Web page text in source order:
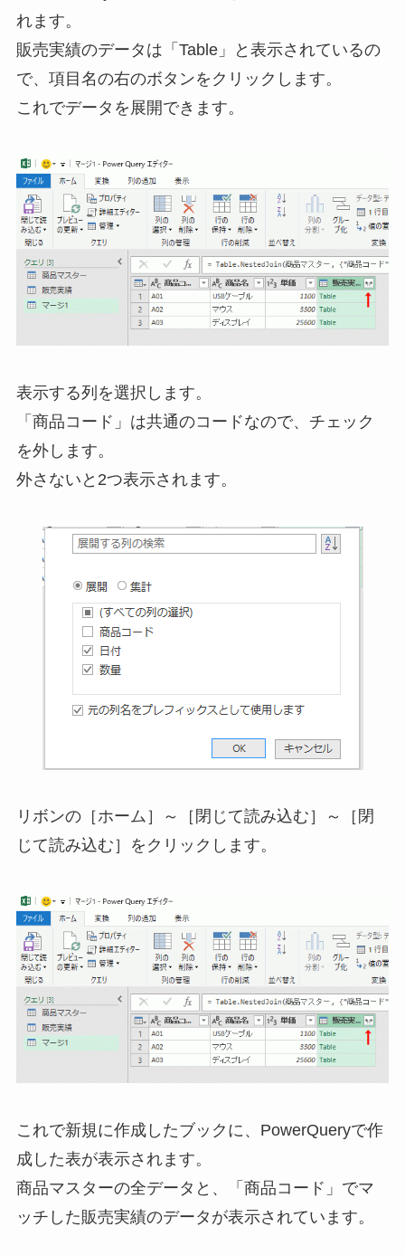
れます。
販売実績のデータは「Table」と表示されているの
で、項目名の右のボタンをクリックします。
これでデータを展開できます。
表示する列を選択します。
「商品コード」は共通のコードなので、チェック
を外します。
外さないと2つ表示されます。
リボンの［ホーム］～［閉じて読み込む］～［閉
じて読み込む］をクリックします。
これで新規に作成したブックに、PowerQueryで作
成した表が表示されます。
商品マスターの全データと、「商品コード」でマ
ッチした販売実績のデータが表示されています。